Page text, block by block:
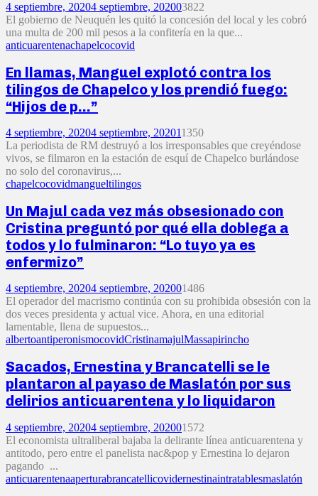
4 septiembre, 20204 septiembre, 202003822
El gobierno de Neuquén les quitó la concesión del local y les cobró
una multa de 200 mil pesos a la confitería en la que...
anticuarentenachapelcocovid
En llamas, Manguel explotó contra los
tilingos de Chapelco y los prendió fuego:
“Hijos de p…”
4 septiembre, 20204 septiembre, 202011350
La periodista de RM destruyó a los irresponsables que creyéndose
vivos, se filmaron en la estación de esquí de Chapelco burlándose
no solo del coronavirus,...
chapelcocovidmangueltilingos
Un Majul cada vez más obsesionado con
Cristina preguntó por qué ella doblega a
todos y lo fulminaron: “Lo tuyo ya es
enfermizo”
4 septiembre, 20204 septiembre, 202001486
El operador del macrismo continúa con su prohibida obsesión con la
dos veces presidenta y actual vice. Ahora, en una editorial
lamentable, llena de supuestos...
albertoantiperonismocovidCristinamajulMassapirincho
Sacados, Ernestina y Brancatelli se le
plantaron al payaso de Maslatón por sus
delirios anticuarentena y lo liquidaron
4 septiembre, 20204 septiembre, 202001572
El economista ultraliberal bajaba la delirante línea anticuarentena y
antitodo, pero entre el panelista nac&pop y Ernestina lo dejaron
pagando ...
anticuarentenaaperturabrancatellicovidernestinaintratablesmaslatón